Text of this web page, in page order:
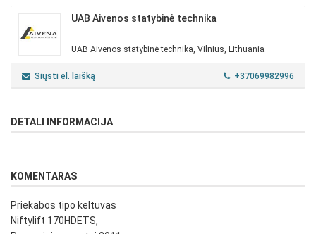
UAB Aivenos statybinė technika
UAB Aivenos statybinė technika, Vilnius, Lithuania
Siųsti el. laišką +37069982996
DETALI INFORMACIJA
KOMENTARAS
Priekabos tipo keltuvas
Niftylift 170HDETS,